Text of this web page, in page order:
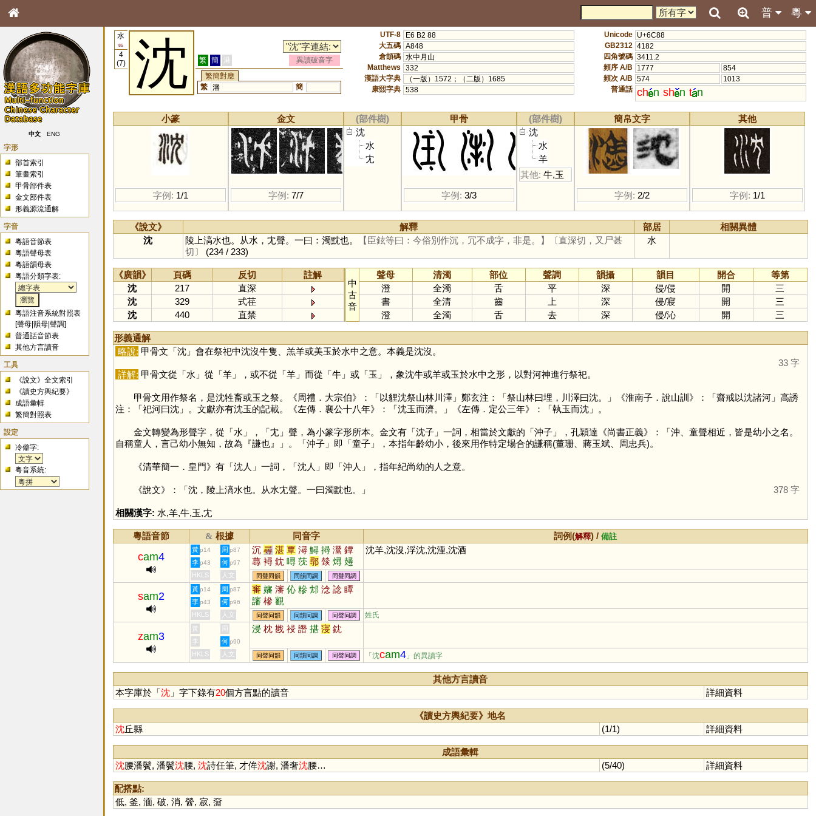
粵
普
中文 ENG
字形
部首索引
筆畫索引
甲骨部件表
金文部件表
形義源流通解
字音
粵語音節表
粵語聲母表
粵語韻母表
粵語分類字表:
粵語注音系統對照表
[聲母 |韻母 |聲調]
普通話音節表
其他方言讀音
工具
《說文》全文索引
《讀史方輿紀要》
成語彙輯
繁簡對照表
設定
冷僻字:
粵音系統:
水
85
4
(7)
沈 繁 簡 港
異讀破音字
繁簡對應
繁 瀋 簡
UTF-8
E6 B2 88
大五碼 A848
倉頡碼 水中月山
Matthews
332
漢語大字典
（一版）1572；（二版）1685
康熙字典 538
Unicode U+6C88
GB2312 4182
四角號碼 3411.2
頻序 A/B
1777
854
頻次 A/B 574
1013
普通話 ch n sh n t n
小篆
字例: 1/1
金文
字例: 7/7
(部件樹)
沈
水
冘
甲骨
字例: 3/3
(部件樹)
沈
水
羊
其他: 牛,玉
簡帛文字
字例: 2/2
其他
字例: 1/1
《說文》 解釋 部居
相關異體
沈
陵上滈水也。从水，冘聲。一曰：濁黕也。 【臣鉉等曰：今俗別作沉，冗不成字，非是。】
〔直深切，又尸甚
切〕
(234 / 233)
水
《廣韻》 頁碼 反切
註解
沈
217
直深
沈
329
式荏
沈
440 直禁
中
古
音
聲母 清濁 部位 聲調 韻攝 韻目 開合
等第
澄
全濁 舌 平 深 侵/侵 開
三
書
全清 齒 上 深 侵/寢 開
三
澄
全濁 舌 去 深 侵/沁 開 三
形義通解
略說: 甲骨文「沈」會在祭祀中沈沒牛隻、羔羊或美玉於水中之意。本義是沈沒。
33 字
詳解: 甲骨文從「水」從「羊」，或不從「羊」而從「牛」或「玉 」，象沈牛或羊或玉於水中之形，以對河神進行祭祀。
甲骨文用作祭名，是沈牲畜或玉之祭。《周禮．大宗伯》：「以貍沈祭山林川澤」鄭玄注：「祭山林曰埋，川澤曰沈。」《淮南子．說山訓》：「齋戒以沈諸河」高誘
注：「祀河曰沈」。文獻亦有沈玉的記載。《左傳．襄公十八年》：「沈玉而濟。」《左傳．定公三年》：「執玉而沈」。
金文轉變為形聲字，從「水」，「冘 」聲，為小篆字形所本。金文有「沈子」一詞，相當於文獻的「沖子」，孔穎達《尚書正義》：「沖、童聲相近，皆是幼小之名。
自稱童人，言己幼小無知，故為『謙也』」。「沖子」即「童子」，本指年齡幼小，後來用作特定場合的謙稱(董珊、蔣玉斌、周忠兵)。
《清華簡一．皇門》有「沈人」一詞，「沈人」即「沖人」，指年紀尚幼的人之意。
《說文》：「沈，陵上滈水也。从水冘聲。一曰濁黕也。」 378 字
相關漢字: 水,羊,牛,玉,冘
粵語音節 & 根據 同音字 詞例(解釋) /備註
cam4
黃 p14 周 p87 沉 尋 湛 覃 潯 鱘 撏 灊 鐔
蕁 襑 鈂 噚 莐 鄩 燅 燖 攳
鬵 枔 璕 爓
沈羊,沈沒,浮沈,沈湮,沈酒
李 p43 何 p97
HKLS 人文 同聲同韻 同韻同調 同聲同調
sam2
黃 p14 周 p87 審 嬸 瀋 伈 糝 邥 淰 諗 瞫
讅 槮 覾
李 p43 何 p96
HKLS 人文 同聲同韻 同韻同調 同聲同調 姓氏
zam3
黃 周 浸 枕 戡 祲 譖 揕 寖 鈂
李 何 p90
HKLS 人文 同聲同韻 同韻同調 同聲同調 「沈cam4 」的異讀字
其他方言讀音
本字庫於「沈」字下錄有20個方言點的讀音 詳細資料
《讀史方輿紀要》地名
沈丘縣 (1/1) 詳細資料
成語彙輯
沈腰潘鬢, 潘鬢沈腰, 沈詩任筆, 才侔沈謝, 潘奢沈腰… (5/40) 詳細資料
配搭點:
低, 釜, 湎, 破, 消, 醟, 寂, 奫